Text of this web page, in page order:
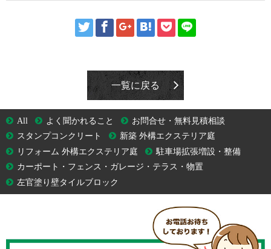
一覧に戻る
All よく聞かれること
お問合せ・無料見積相談
スタンプコンクリート
新築 外構エクステリア庭
リフォーム 外構エクステリア庭
駐車場拡張増設・整備
カーポート・フェンス・ガレージ・テラス・物置
左官塗り壁タイルブロック